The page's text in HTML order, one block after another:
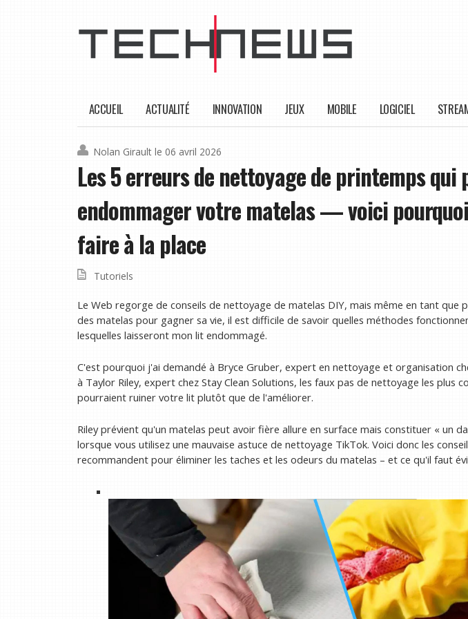
ACCUEIL ACTUALITÉ INNOVATION JEUX MOBILE LOGICIEL
Nolan Girault le 06 avril 2026
Les 5 erreurs de nettoyage de printemps qui
endommager votre matelas — voici
faire à la place
Tutoriels
Le Web regorge de conseils de nettoyage de matelas DIY, mais même en tant que
des matelas pour gagner sa vie, il est difficile de savoir quelles méthodes
lesquelles laisseront mon lit endommagé.
C'est pourquoi j'ai demandé à Bryce Gruber, expert en nettoyage et organisation
à Taylor Riley, expert chez Stay Clean Solutions, les faux pas de nettoyage les plus
pourraient ruiner votre lit plutôt que de l'améliorer.
Riley prévient qu'un matelas peut avoir fière allure en surface mais constituer « un
lorsque vous utilisez une mauvaise astuce de nettoyage TikTok. Voici donc les
recommandent pour éliminer les taches et les odeurs du matelas – et ce qu'il faut